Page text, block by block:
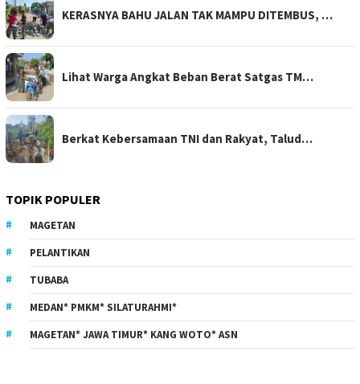
KERASNYA BAHU JALAN TAK MAMPU DITEMBUS, …
Lihat Warga Angkat Beban Berat Satgas TM…
Berkat Kebersamaan TNI dan Rakyat, Talud…
TOPIK POPULER
MAGETAN
PELANTIKAN
TUBABA
MEDAN* PMKM* SILATURAHMI*
MAGETAN* JAWA TIMUR* KANG WOTO* ASN